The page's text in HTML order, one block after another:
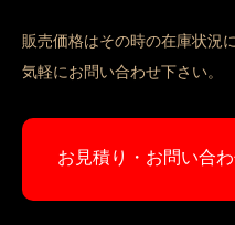
販売価格はその時の在庫状況
気軽にお問い合わせ下さい。
お見積り・お問い合